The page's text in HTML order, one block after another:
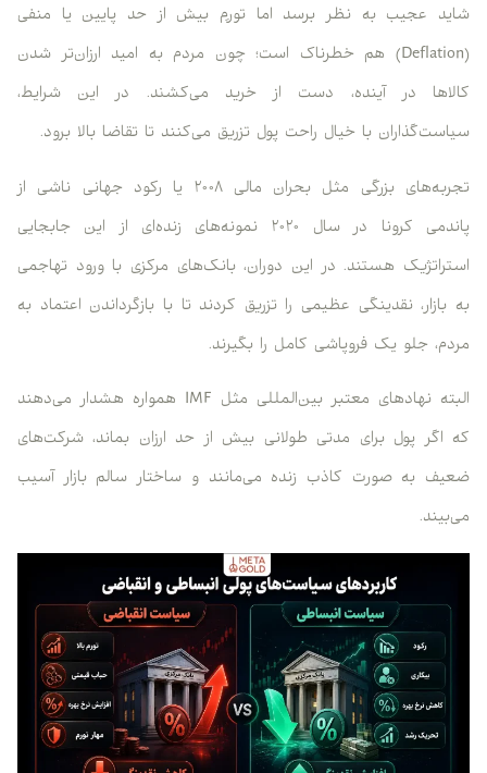
شاید عجیب به نظر برسد اما تورمِ بیش از حد پایین یا منفی
(Deflation) هم خطرناک است؛ چون مردم به امید ارزان‌تر شدن
کالاها در آینده، دست از خرید می‌کشند. در این شرایط،
سیاست‌گذاران با خیال راحت پول تزریق می‌کنند تا تقاضا بالا برود.
تجربه‌های بزرگی مثل بحران مالی ۲۰۰۸ یا رکود جهانی ناشی از
پاندمی کرونا در سال ۲۰۲۰ نمونه‌های زنده‌ای از این جابجایی
استراتژیک هستند. در این دوران، بانک‌های مرکزی با ورود تهاجمی
به بازار، نقدینگی عظیمی را تزریق کردند تا با بازگرداندن اعتماد به
مردم، جلو یک فروپاشی کامل را بگیرند.
البته نهادهای معتبر بین‌المللی مثل IMF همواره هشدار می‌دهند
که اگر پول برای مدتی طولانی بیش از حد ارزان بماند، شرکت‌های
ضعیف به صورت کاذب زنده می‌مانند و ساختار سالم بازار آسیب
می‌بیند.